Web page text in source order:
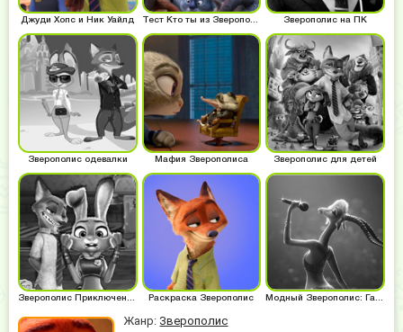
Жанр: Зверополис
Джуди Хопс и Ник Уайлд Тест Кто ты из Зверополиса Зверополис на ПК
Зверополис одевалки Мафия Зверополиса Зверополис для детей
Зверополис Приключения Раскраска Зверополис Модный Зверополис: Газель